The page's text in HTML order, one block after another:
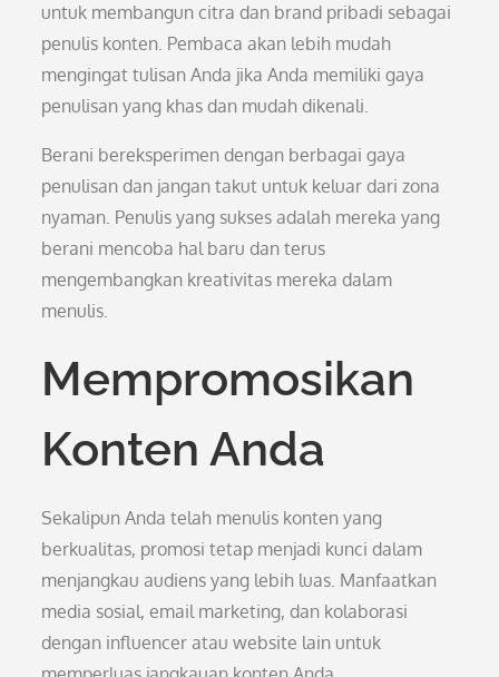
untuk membangun citra dan brand pribadi sebagai
penulis konten. Pembaca akan lebih mudah
mengingat tulisan Anda jika Anda memiliki gaya
penulisan yang khas dan mudah dikenali.
Berani bereksperimen dengan berbagai gaya
penulisan dan jangan takut untuk keluar dari zona
nyaman. Penulis yang sukses adalah mereka yang
berani mencoba hal baru dan terus
mengembangkan kreativitas mereka dalam
menulis.
Mempromosikan
Konten Anda
Sekalipun Anda telah menulis konten yang
berkualitas, promosi tetap menjadi kunci dalam
menjangkau audiens yang lebih luas. Manfaatkan
media sosial, email marketing, dan kolaborasi
dengan influencer atau website lain untuk